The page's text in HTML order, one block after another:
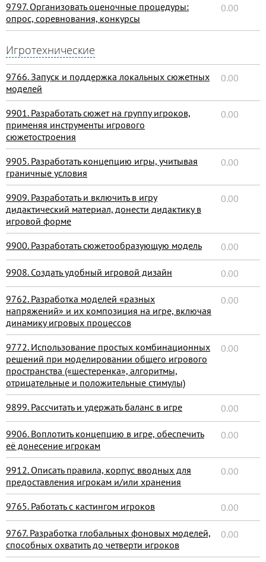
9797. Организовать оценочные процедуры:
опрос, соревнования, конкурсы
0.00
Игротехнические
9766. Запуск и поддержка локальных сюжетных
моделей
0.00
9901. Разработать сюжет на группу игроков,
применяя инструменты игрового
сюжетостроения
0.00
9905. Разработать концепцию игры, учитывая
граничные условия
0.00
9909. Разработать и включить в игру
дидактический материал, донести дидактику в
игровой форме
0.00
9900. Разработать сюжетообразующую модель 0.00
9908. Создать удобный игровой дизайн 0.00
9762. Разработка моделей «разных
напряжений» и их композиция на игре, включая
динамику игровых процессов
0.00
9772. Использование простых комбинационных
решений при моделировании общего игрового
пространства («шестеренка», алгоритмы,
отрицательные и положительные стимулы)
0.00
9899. Рассчитать и удержать баланс в игре 0.00
9906. Воплотить концепцию в игре, обеспечить
её донесение игрокам
0.00
9912. Описать правила, корпус вводных для
предоставления игрокам и/или хранения
0.00
9765. Работать с кастингом игроков 0.00
9767. Разработка глобальных фоновых моделей,
способных охватить до четверти игроков
0.00